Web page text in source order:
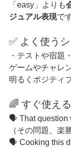
「easy」よりも
ジュアル表現で
✅ よく使う
・テストや宿題
ゲームやチャレ
明るくポジティ
🌈 すぐ使え
🗣 That question
（その問題、楽
🗣 Cooking this